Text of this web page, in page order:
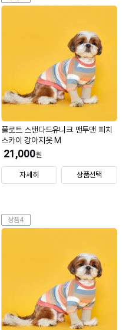
플로트 스탠다드유니크 맨투맨 피치
스카이 강아지옷 M
21,000원
자세히 상품선택
상품4